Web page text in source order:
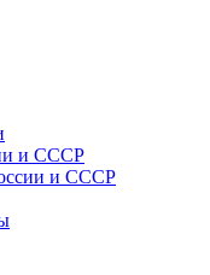
и СССР
и СССР